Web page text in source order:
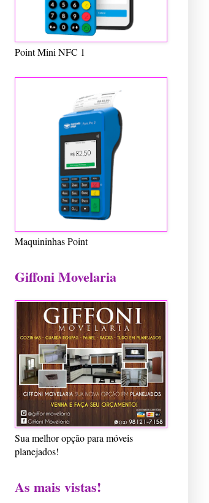
Point Mini NFC 1
Maquininhas Point
Giffoni Movelaria
Sua melhor opção para móveis
planejados!
As mais vistas!